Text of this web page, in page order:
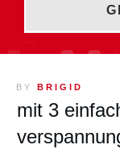
BY BRIGID
mit 3